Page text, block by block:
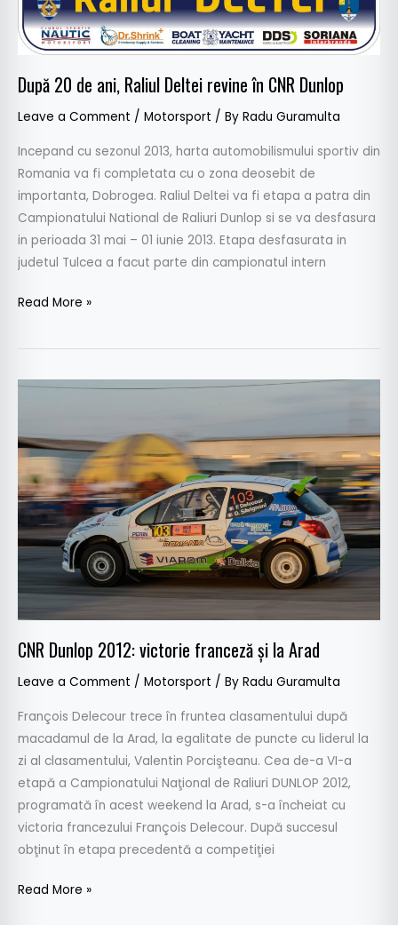
După 20 de ani, Raliul Deltei revine în CNR Dunlop
Leave a Comment / Motorsport / By Radu Guramulta
Incepand cu sezonul 2013, harta automobilismului sportiv din
Romania va fi completata cu o zona deosebit de
importanta, Dobrogea. Raliul Deltei va fi etapa a patra din
Campionatului National de Raliuri Dunlop si se va desfasura
in perioada 31 mai – 01 iunie 2013. Etapa desfasurata in
judetul Tulcea a facut parte din campionatul intern
în
CNR
Dunlop
Read More »
CNR Dunlop 2012: victorie franceză şi la Arad
Leave a Comment / Motorsport / By Radu Guramulta
François Delecour trece în fruntea clasamentului după
macadamul de la Arad, la egalitate de puncte cu liderul la
zi al clasamentului, Valentin Porcişteanu. Cea de-a VI-a
etapă a Campionatului Naţional de Raliuri DUNLOP 2012,
programată în acest weekend la Arad, s-a încheiat cu
victoria francezului François Delecour. După succesul
obţinut în etapa precedentă a competiţiei
CNR
2012:
victorie
franceză
şi
Arad
Read More »